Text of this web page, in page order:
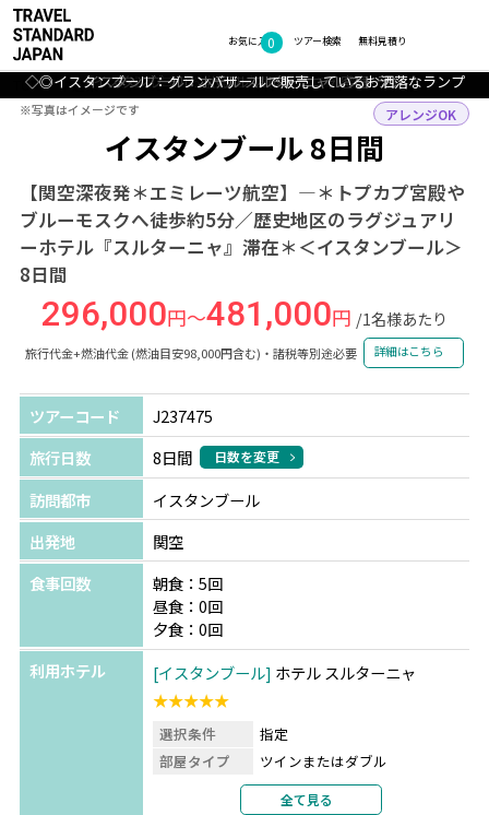
お気に入り
0 無料見積り
ツアー検索
TOP 中近東・アフリカ トルコ イスタンブール ツアー詳細
イスタンブール 8日間
【関空深夜発＊エミレーツ航空】―＊トプカプ宮殿や
ブルーモスクへ徒歩約5分／歴史地区のラグジュアリ
ーホテル『スルターニャ』滞在＊＜イスタンブール＞
8日間
アレンジOK
296,000円～481,000円 /1名様あたり
旅行代金+燃油代金 (燃油目安98,000円含む)・諸税等別途必要 詳細はこちら
◇◎イスタンブール：トラム
◇トルコ：お土産に人気のカラフル食器
イスタンブール：ホテル スルターニャ 客室一例
イスタンブール：ホテル スルターニャ レストラン
◇◎イスタンブール：グランバザールで販売しているお洒落なランプ
フォトギャラリー
※写真はイメージです
※写真はイメージです
ツアーコード
J237475
旅行日数
8日間 日数を変更
訪問都市
イスタンブール
出発地
関空
食事回数
朝食：5回
昼食：0回
夕食：0回
利用ホテル
イスタンブール ホテル スルターニャ
★★★★★
選択条件
指定
部屋タイプ
ツインまたはダブル
2名1室利用
全て見る